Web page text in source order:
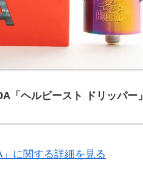
「ヘルビースト ドリッパー」
に関する詳細を見る